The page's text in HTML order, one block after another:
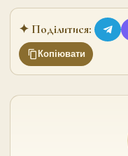
✦ Поділитися:
Копіювати